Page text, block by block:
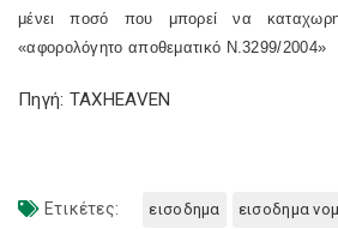
μένει ποσό που μπορεί να
«αφορολόγητο αποθεματικό Ν.3299/2004»
Πηγή: TAXHEAVEN
Ετικέτες: εισοδημα εισοδημα